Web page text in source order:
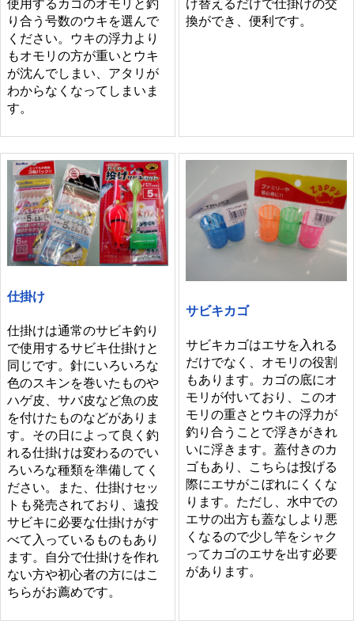
使用するカゴのオモリと釣
り合う号数のウキを選んで
ください。ウキの浮力より
もオモリの方が重いとウキ
が沈んでしまい、アタリが
わからなくなってしまいま
す。
け替えるだけで仕掛けの交
換ができ、便利です。
仕掛け
仕掛けは通常のサビキ釣り
で使用するサビキ仕掛けと
同じです。針にいろいろな
色のスキンを巻いたものや
ハゲ皮、サバ皮など魚の皮
を付けたものなどがありま
す。その日によって良く釣
れる仕掛けは変わるのでい
ろいろな種類を準備してく
ださい。また、仕掛けセッ
トも発売されており、遠投
サビキに必要な仕掛けがす
べて入っているものもあり
ます。自分で仕掛けを作れ
ない方や初心者の方にはこ
ちらがお薦めです。
サビキカゴ
サビキカゴはエサを入れる
だけでなく、オモリの役割
もあります。カゴの底にオ
モリが付いており、このオ
モリの重さとウキの浮力が
釣り合うことで浮きがきれ
いに浮きます。蓋付きのカ
ゴもあり、こちらは投げる
際にエサがこぼれにくくな
ります。ただし、水中での
エサの出方も蓋なしより悪
くなるので少し竿をシャク
ってカゴのエサを出す必要
があります。